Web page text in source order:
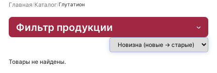
Главная Каталог Глутатион
Фильтр продукции
Товары не найдены.